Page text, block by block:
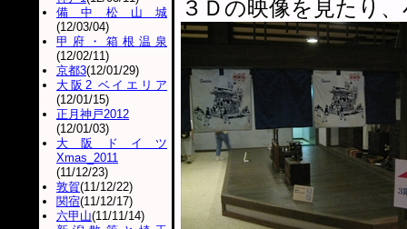
３Ｄの映像を見たり
備中松山城
(12/03/04)
甲府・箱根温泉
(12/02/11)
京都3(12/01/29)
大阪2 ベイエリア
(12/01/15)
正月神戸2012
(12/01/03)
大阪ドイツ
Xmas_2011
(11/12/23)
敦賀(11/12/22)
関宿(11/12/17)
六甲山(11/11/14)